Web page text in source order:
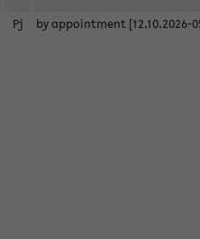
Pj by appointment [12.10.2026-